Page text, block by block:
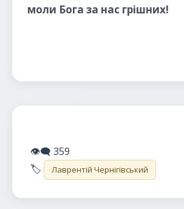
моли Бога за нас грішних!
👁️‍🗨️ 359
🏷️
Лаврентій Чернігівський